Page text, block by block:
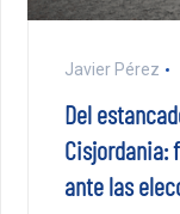
Javier Pérez
Del
Cisjordania:
ante las